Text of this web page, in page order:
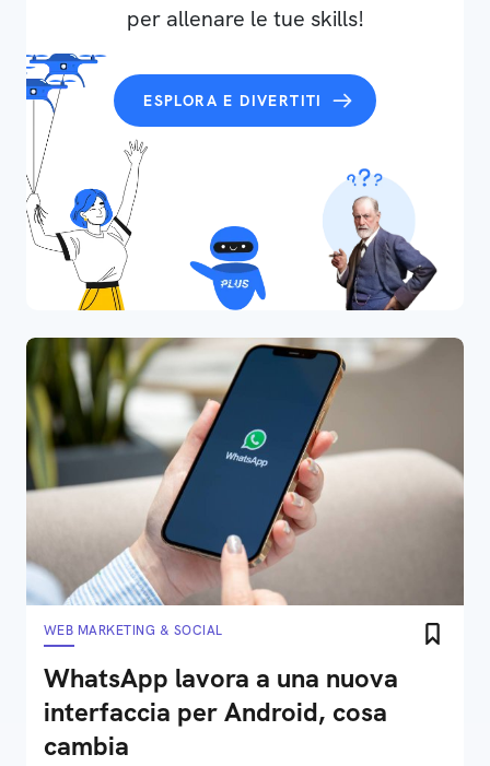
per allenare le tue skills!
ESPLORA E DIVERTITI
WEB MARKETING & SOCIAL
WhatsApp lavora a una nuova
interfaccia per Android, cosa
cambia